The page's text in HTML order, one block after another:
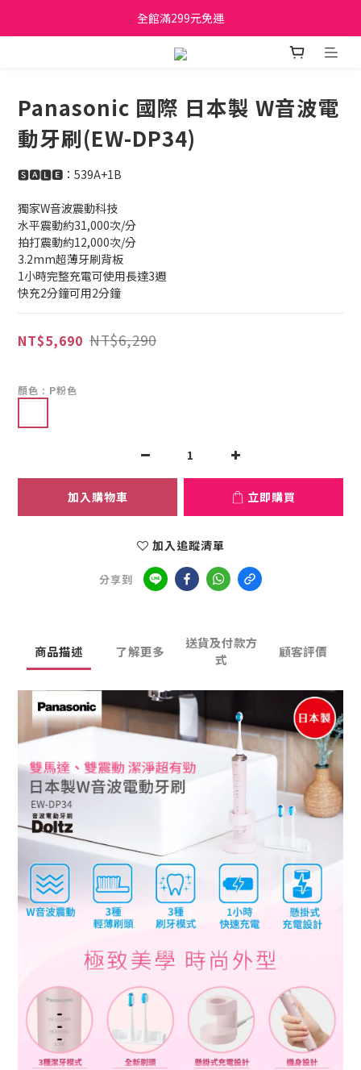
日立家電、國際牌 原廠管制價格 私訊優惠價
全館滿299元免運
日立家電、國際牌 原廠管制價格 私訊優惠價
Panasonic 國際 日本製 W音波電
動牙刷(EW-DP34)
🆂🅰🅻🅴：539A+1B
獨家W音波震動科技
水平震動約31,000次/分
拍打震動約12,000次/分
3.2mm超薄牙刷背板
1小時完整充電可使用長達3週
快充2分鐘可用2分鐘
NT$5,690 NT$6,290
顏色 : P粉色
加入購物車 立即購買
加入追蹤清單
分享到
商品描述 了解更多
送貨及付款方
式
顧客評價